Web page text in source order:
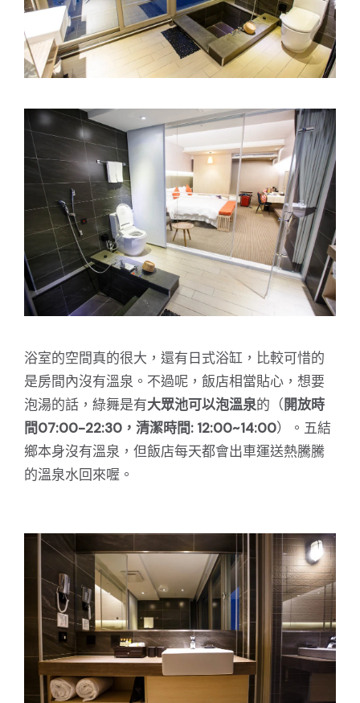
浴室的空間真的很大，還有日式浴缸，比較可惜的
是房間內沒有溫泉。不過呢，飯店相當貼心，想要
泡湯的話，綠舞是有大眾池可以泡溫泉的（開放時
間07:00-22:30 ，清潔時間: 12:00~14:00）。五結
鄉本身沒有溫泉，但飯店每天都會出車運送熱騰騰
的溫泉水回來喔。